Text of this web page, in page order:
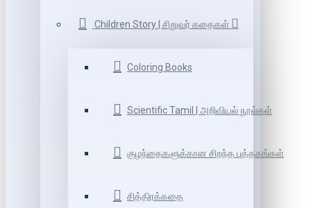
Children Story | சிறுவர் கதைகள்
Coloring Books
Scientific Tamil | அறிவியல் நூல்கள்
குழந்தைகளுக்கான சிறந்த புத்தகங்கள்
சித்திரக்கதை